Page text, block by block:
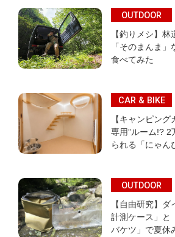
OUTDOOR
【釣りメシ】
「そのまんま
食べてみた
CAR & BIKE
【キャンピン
専用”ルーム!? 2
られる「にゃん
OUTDOOR
【自由研究】
計測ケース」と
バケツ」で夏休